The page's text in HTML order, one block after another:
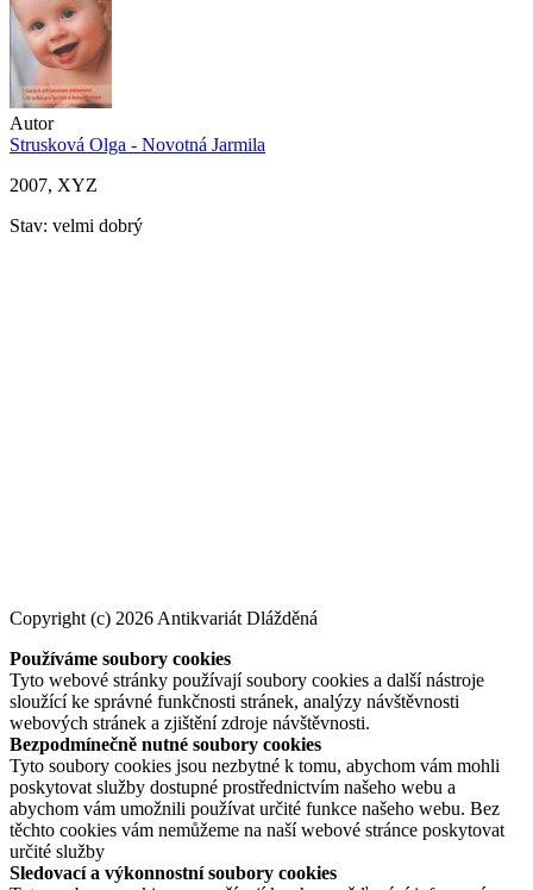
Autor
Strusková Olga - Novotná Jarmila
2007, XYZ
Stav: velmi dobrý
Copyright (c) 2026 Antikvariát Dlážděná
Používáme soubory cookies
Tyto webové stránky používají soubory cookies a další nástroje
sloužící ke správné funkčnosti stránek, analýzy návštěvnosti
webových stránek a zjištění zdroje návštěvnosti.
Bezpodmínečně nutné soubory cookies
Tyto soubory cookies jsou nezbytné k tomu, abychom vám mohli
poskytovat služby dostupné prostřednictvím našeho webu a
abychom vám umožnili používat určité funkce našeho webu. Bez
těchto cookies vám nemůžeme na naší webové stránce poskytovat
určité služby
Sledovací a výkonnostní soubory cookies